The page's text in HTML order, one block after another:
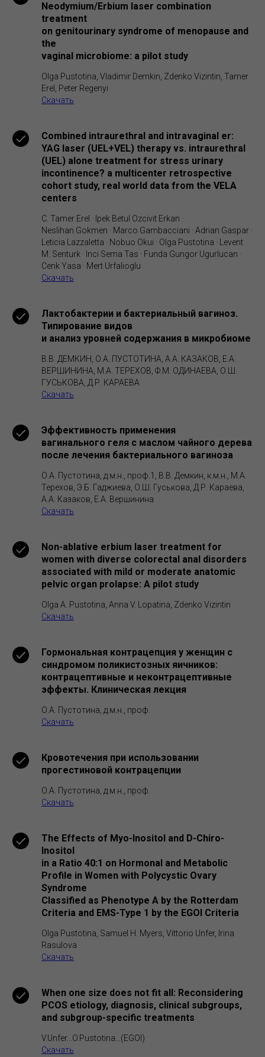
Neodymium/Erbium laser combination
treatment
on genitourinary syndrome of menopause and
the
vaginal microbiome: a pilot study
Olga Pustotina, Vladimir Demkin, Zdenko Vizintin, Tamer
Erel, Peter Regenyi
Скачать
Combined intraurethral and intravaginal er:
YAG laser (UEL+VEL) therapy vs. intraurethral
(UEL) alone treatment for stress urinary
incontinence? a multicenter retrospective
cohort study, real world data from the VELA
centers
C. Tamer Erel · Ipek Betul Ozcivit Erkan ·
Neslihan Gokmen · Marco Gambacciani · Adrian Gaspar ·
Leticia Lazzaletta · Nobuo Okui · Olga Pustotina · Levent
M. Senturk · Inci Sema Tas · Funda Gungor Ugurlucan ·
Cenk Yasa · Mert Urfalioglu
Скачать
Лактобактерии и бактериальный вагиноз.
Типирование видов
и анализ уровней содержания в микробиоме
В.В. ДЕМКИН, О.А. ПУСТОТИНА, А.А. КАЗАКОВ, Е.А.
ВЕРШИНИНА, М.А. ТЕРЕХОВ, Ф.М. ОДИНАЕВА, О.Ш.
ГУСЬКОВА, Д.Р. КАРАЕВА
Скачать
Эффективность применения
вагинального геля с маслом чайного дерева
после лечения бактериального вагиноза
О.А. Пустотина, д.м.н., проф.1, В.В. Демкин, к.м.н., М.А.
Терехов, Э.Б. Гаджиева, О.Ш. Гуськова, Д.Р. Караева,
А.А. Казаков, Е.А. Вершинина
Скачать
Non-ablative erbium laser treatment for
women with diverse colorectal anal disorders
associated with mild or moderate anatomic
pelvic organ prolapse: A pilot study
Olga A. Pustotina, Anna V. Lopatina, Zdenko Vizintin
Скачать
Гормональная контрацепция у женщин с
синдромом поликистозных яичников:
контрацептивные и неконтрацептивные
эффекты. Клиническая лекция
О.А. Пустотина, д.м.н., проф.
Скачать
Кровотечения при использовании
прогестиновой контрацепции
О.А. Пустотина, д.м.н., проф.
Скачать
The Effects of Myo-Inositol and D-Chiro-
Inositol
in a Ratio 40:1 on Hormonal and Metabolic
Profile in Women with Polycystic Ovary
Syndrome
Classified as Phenotype A by the Rotterdam
Criteria and EMS-Type 1 by the EGOI Criteria
Olga Pustotina, Samuel H. Myers, Vittorio Unfer, Irina
Rasulova
Скачать
When one size does not fit all: Reconsidering
PCOS etiology, diagnosis, clinical subgroups,
and subgroup-specific treatments
V.Unfer...O.Pustotina...(EGOI)
Скачать